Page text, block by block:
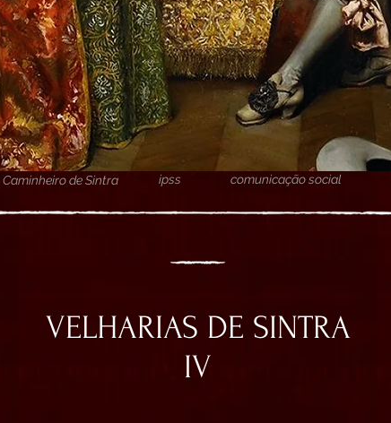
Caminheiro de Sintra ipss comunicação social
VELHARIAS DE SINTRA
IV